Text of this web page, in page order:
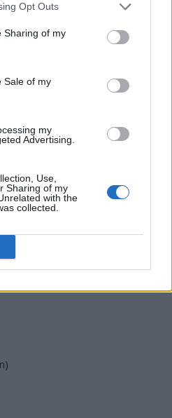
Opt Outs
Sharing of my
Sale of my
my
Advertising.
Use,
Sharing of my
with the
collected.
a lui Kirill
parlamentare ar avea
viitoare?